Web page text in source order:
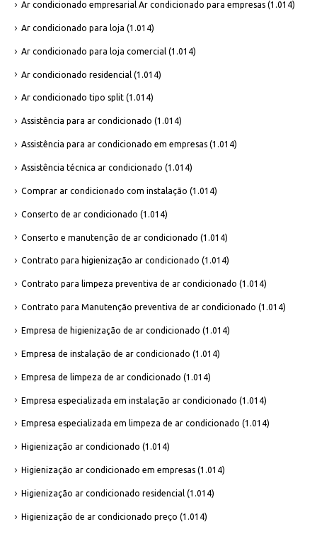
Ar condicionado empresarial Ar condicionado para empresas (1.014)
Ar condicionado para loja (1.014)
Ar condicionado para loja comercial (1.014)
Ar condicionado residencial (1.014)
Ar condicionado tipo split (1.014)
Assistência para ar condicionado (1.014)
Assistência para ar condicionado em empresas (1.014)
Assistência técnica ar condicionado (1.014)
Comprar ar condicionado com instalação (1.014)
Conserto de ar condicionado (1.014)
Conserto e manutenção de ar condicionado (1.014)
Contrato para higienização ar condicionado (1.014)
Contrato para limpeza preventiva de ar condicionado (1.014)
Contrato para Manutenção preventiva de ar condicionado (1.014)
Empresa de higienização de ar condicionado (1.014)
Empresa de instalação de ar condicionado (1.014)
Empresa de limpeza de ar condicionado (1.014)
Empresa especializada em instalação ar condicionado (1.014)
Empresa especializada em limpeza de ar condicionado (1.014)
Higienização ar condicionado (1.014)
Higienização ar condicionado em empresas (1.014)
Higienização ar condicionado residencial (1.014)
Higienização de ar condicionado preço (1.014)